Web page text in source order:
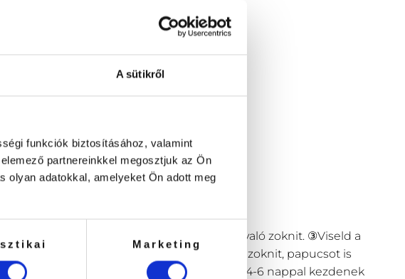
A sütikről
funkciók biztosításához, valamint
partnereinkkel megosztjuk az Ön
olyan adatokkal, amelyeket Ön adott meg
Marketing
és válaszd szét a jobb és bal lábra való zoknit. ③Viseld a
vagy felkötni, illetve lábmaszkunkra zoknit, papucsot is
④A felesleges bőrréteg a használat után 4-6 nappal kezdenek